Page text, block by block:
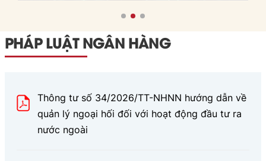
PHÁP LUẬT NGÂN HÀNG
Thông tư số 34/2026/TT-NHNN hướng dẫn về
quản lý ngoại hối đối với hoạt động đầu tư ra
nước ngoài